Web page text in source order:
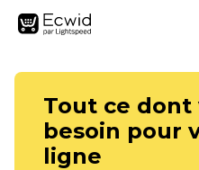
Tout ce dont
besoin pour
ligne